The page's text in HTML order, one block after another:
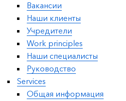
Вакансии
Наши клиенты
Учредители
Work principles
Наши специалисты
Руководство
Services
Общая информация